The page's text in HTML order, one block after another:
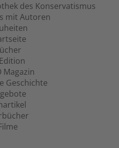
des Konservatismus
mit Autoren
Edition
Magazin
Geschichte